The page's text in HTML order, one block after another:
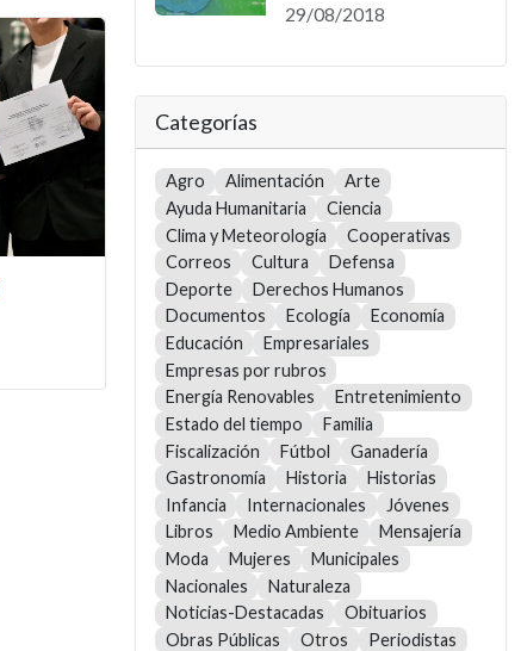
29/08/2018
Categorías
Agro Alimentación
Arte
Ayuda Humanitaria
Ciencia
Clima y Meteorología
Cooperativas
Correos
Cultura
Defensa
Deporte
Derechos Humanos
Documentos
Ecología
Economía
Educación
Empresariales
Empresas por rubros
Energía Renovables
Entretenimiento
Estado del tiempo
Familia
Fiscalización
Fútbol
Ganadería
Gastronomía
Historia
Historias
Infancia
Internacionales
Jóvenes
Libros
Medio Ambiente
Mensajería
Moda
Mujeres
Municipales
Nacionales
Naturaleza
Noticias-Destacadas
Obituarios
Obras Públicas
Otros
Periodistas